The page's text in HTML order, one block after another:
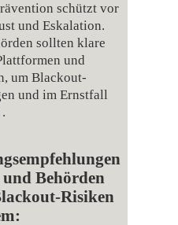
schützt vor
und Eskalation.
sollten klare
und
um Blackout-
und im Ernstfall
Behörden
Risiken